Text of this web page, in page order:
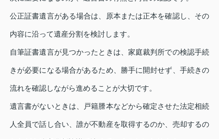
公正証書遺言がある場合は、原本または正本を確認し、その
内容に沿って遺産分割を検討します。
自筆証書遺言が見つかったときは、家庭裁判所での検認手続
きが必要になる場合があるため、勝手に開封せず、手続きの
流れを確認しながら進めることが大切です。
遺言書がないときは、戸籍謄本などから確定させた法定相続
人全員で話し合い、誰が不動産を取得するのか、売却するの